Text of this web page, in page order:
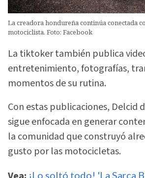
La creadora hondureña continúa conectada
motociclista. Foto: Facebook
La tiktoker también publica
entretenimiento, fotografías,
momentos de su rutina.
Con estas publicaciones, Delcid
sigue enfocada en generar
la comunidad que construyó
gusto por las motocicletas.
¡Lo soltó todo! 'La Sarca